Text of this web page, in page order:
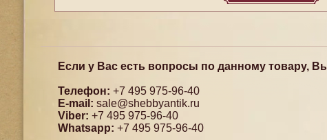
Если у Вас есть вопросы по данному товару,
Телефон: +7 495 975-96-40
E-mail: sale@shebbyantik.ru
Viber: +7 495 975-96-40
Whatsapp: +7 495 975-96-40